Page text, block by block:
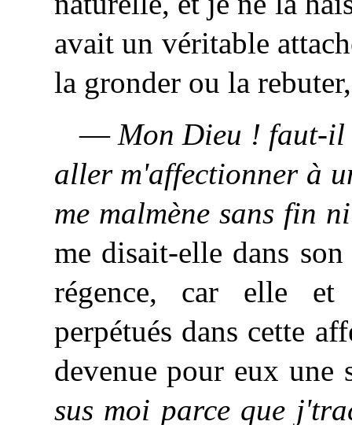
avait un véritable
la gronder ou la
— Mon Dieu ! faut-il
aller m'affectionner à
me malmène sans fin
me disait-elle dans
régence, car elle
perpétués dans cette
devenue pour eux
sus moi parce que